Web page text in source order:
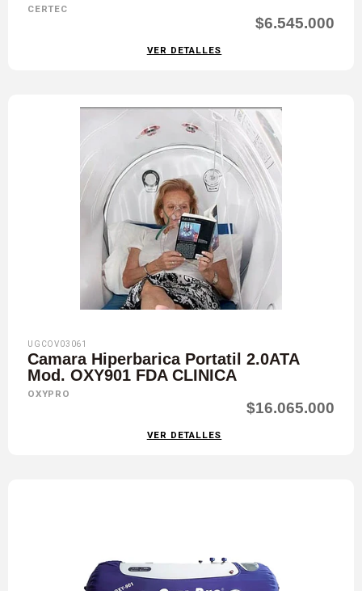
CERTEC
$6.545.000
VER DETALLES
UGCOV03061
Camara Hiperbarica Portatil 2.0ATA
Mod. OXY901 FDA CLINICA
OXYPRO
$16.065.000
VER DETALLES